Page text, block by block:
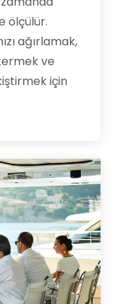
ölçülür.
ağırlamak,
ve
için